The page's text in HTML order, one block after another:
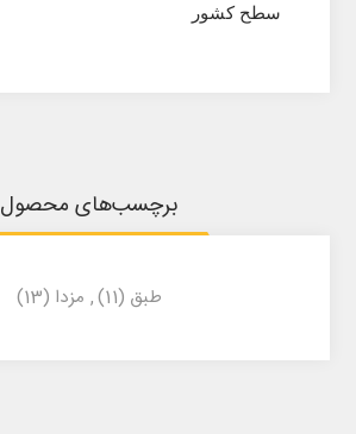
سطح کشور
برچسب‌های محصول
طبق (11)
, مزدا (13)